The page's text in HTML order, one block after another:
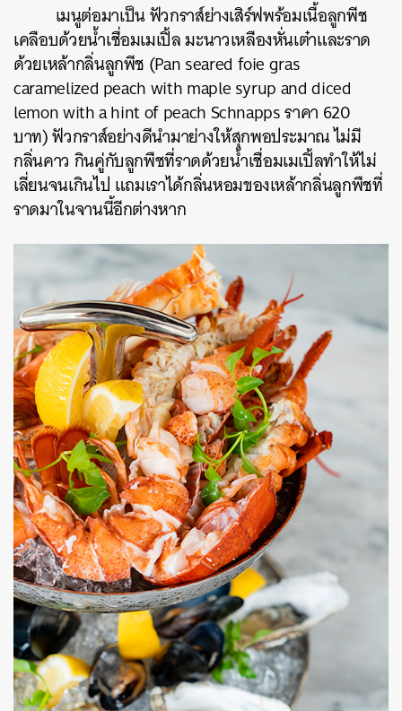
เมนูต่อมาเป็น ฟัวกราส์ย่างเสิร์ฟพร้อมเนื้อลูกพีช
เคลือบด้วยน้ำเชื่อมเมเปิ้ล มะนาวเหลืองหั่นเต๋าและราด
ด้วยเหล้ากลิ่นลูกพีช (Pan seared foie gras
caramelized peach with maple syrup and diced
lemon with a hint of peach Schnapps ราคา 620
บาท) ฟัวกราส์อย่างดีนำมาย่างให้สุกพอประมาณ ไม่มี
กลิ่นคาว กินคู่กับลูกพืชที่ราดด้วยน้ำเชื่อมเมเปิ้ลทำให้ไม่
เลี่ยนจนเกินไป แถมเราได้กลิ่นหอมของเหล้ากลิ่นลูกพืชที่
ราดมาในจานนี้อีกต่างหาก